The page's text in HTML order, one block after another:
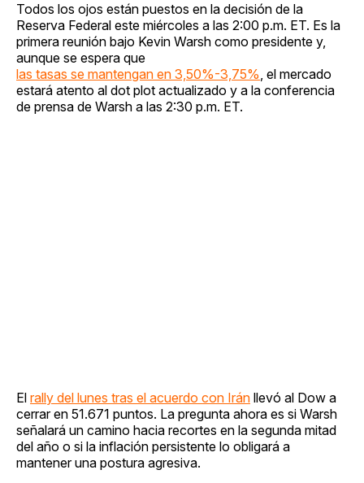
Todos los ojos están puestos en la decisión de la
Reserva Federal este miércoles a las 2:00 p.m. ET. Es la
primera reunión bajo Kevin Warsh como presidente y,
aunque se espera que
las tasas se mantengan en 3,50%-3,75%, el mercado
estará atento al dot plot actualizado y a la conferencia
de prensa de Warsh a las 2:30 p.m. ET.
El rally del lunes tras el acuerdo con Irán llevó al Dow a
cerrar en 51.671 puntos. La pregunta ahora es si Warsh
señalará un camino hacia recortes en la segunda mitad
del año o si la inflación persistente lo obligará a
mantener una postura agresiva.